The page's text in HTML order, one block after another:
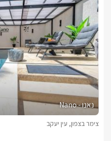
נאנו - Nano
צימר בצפון, עין יעקב